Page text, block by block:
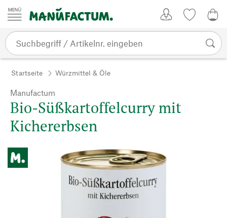
Zum Inhalt springen
Startseite Würzmittel & Öle
Manufactum
Bio-Süßkartoffelcurry mit
Kichererbsen